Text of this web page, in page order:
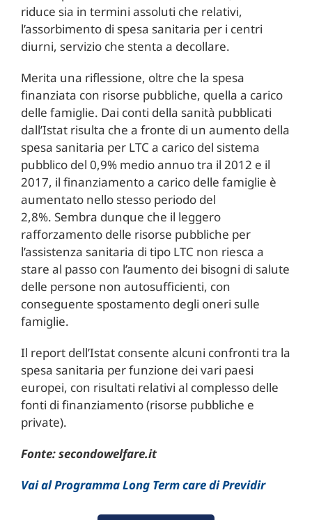
riduce sia in termini assoluti che relativi,
l’assorbimento di spesa sanitaria per i centri
diurni, servizio che stenta a decollare.
Merita una riflessione, oltre che la spesa
finanziata con risorse pubbliche, quella a carico
delle famiglie. Dai conti della sanità pubblicati
dall’Istat risulta che a fronte di un aumento della
spesa sanitaria per LTC a carico del sistema
pubblico del 0,9% medio annuo tra il 2012 e il
2017, il finanziamento a carico delle famiglie è
aumentato nello stesso periodo del
2,8%. Sembra dunque che il leggero
rafforzamento delle risorse pubbliche per
l’assistenza sanitaria di tipo LTC non riesca a
stare al passo con l’aumento dei bisogni di salute
delle persone non autosufficienti, con
conseguente spostamento degli oneri sulle
famiglie.
Il report dell’Istat consente alcuni confronti tra la
spesa sanitaria per funzione dei vari paesi
europei, con risultati relativi al complesso delle
fonti di finanziamento (risorse pubbliche e
private).
Fonte: secondowelfare.it
Vai al Programma Long Term care di Previdir